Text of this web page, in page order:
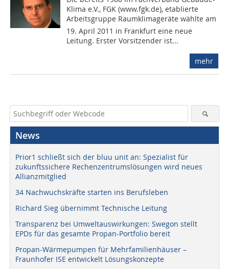
Klima e.V., FGK (www.fgk.de), etablierte
Arbeitsgruppe Raumklimageräte wählte am
19. April 2011 in Frankfurt eine neue
Leitung. Erster Vorsitzender ist...
mehr
News
Prior1 schließt sich der bluu unit an: Spezialist für
zukunftssichere Rechenzentrumslösungen wird neues
Allianzmitglied
34 Nachwuchskräfte starten ins Berufsleben
Richard Sieg übernimmt Technische Leitung
Transparenz bei Umweltauswirkungen: Swegon stellt
EPDs für das gesamte Propan-Portfolio bereit
Propan-Wärmepumpen für Mehrfamilienhäuser –
Fraunhofer ISE entwickelt Lösungskonzepte